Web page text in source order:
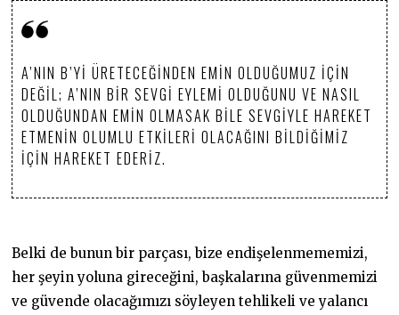
A’NIN B’YI ÜRETECEĞINDEN EMIN OLDUĞUMUZ IÇIN
DEĞIL; A’NIN BIR SEVGI EYLEMI OLDUĞUNU VE NASIL
OLDUĞUNDAN EMIN OLMASAK BILE SEVGIYLE HAREKET
ETMENIN OLUMLU ETKILERI OLACAĞINI BILDIĞIMIZ
IÇIN HAREKET EDERIZ.
Belki de bunun bir parçası, bize endişelenmememizi,
her şeyin yoluna gireceğini, başkalarına güvenmemizi
ve güvende olacağımızı söyleyen tehlikeli ve yalancı